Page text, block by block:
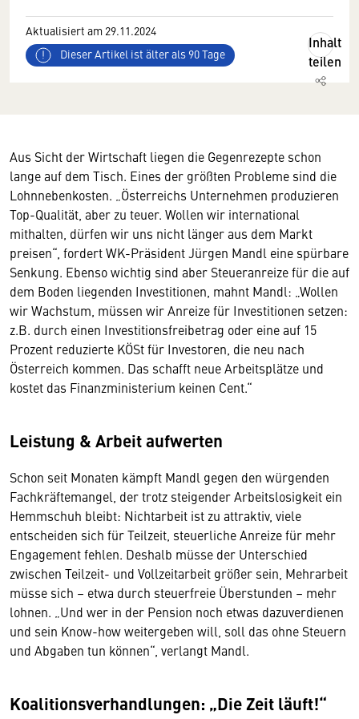
Aktualisiert am 29.11.2024
Dieser Artikel ist älter als 90 Tage
Inhalt
teilen
Aus Sicht der Wirtschaft liegen die Gegenrezepte schon
lange auf dem Tisch. Eines der größten Probleme sind die
Lohnnebenkosten. „Österreichs Unternehmen produzieren
Top-Qualität, aber zu teuer. Wollen wir international
mithalten, dürfen wir uns nicht länger aus dem Markt
preisen“, fordert WK-Präsident Jürgen Mandl eine spürbare
Senkung. Ebenso wichtig sind aber Steueranreize für die auf
dem Boden liegenden Investitionen, mahnt Mandl: „Wollen
wir Wachstum, müssen wir Anreize für Investitionen setzen:
z.B. durch einen Investitionsfreibetrag oder eine auf 15
Prozent reduzierte KÖSt für Investoren, die neu nach
Österreich kommen. Das schafft neue Arbeitsplätze und
kostet das Finanzministerium keinen Cent.“
Leistung & Arbeit aufwerten
Schon seit Monaten kämpft Mandl gegen den würgenden
Fachkräftemangel, der trotz steigender Arbeitslosigkeit ein
Hemmschuh bleibt: Nichtarbeit ist zu attraktiv, viele
entscheiden sich für Teilzeit, steuerliche Anreize für mehr
Engagement fehlen. Deshalb müsse der Unterschied
zwischen Teilzeit- und Vollzeitarbeit größer sein, Mehrarbeit
müsse sich – etwa durch steuerfreie Überstunden – mehr
lohnen. „Und wer in der Pension noch etwas dazuverdienen
und sein Know-how weitergeben will, soll das ohne Steuern
und Abgaben tun können“, verlangt Mandl.
Koalitionsverhandlungen: „Die Zeit läuft!“